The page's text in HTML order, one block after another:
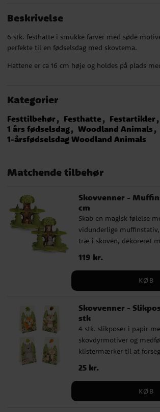
Beskrivelse
6 stk. festhatte i smukke farver med søde
perfekte til en fødselsdag med skovtema.
Hattene er ca 16 cm høje og holdes på plads
Kategorier
Festtilbehør Festhatte
Festartikler
1 års fødselsdag
Woodland Animals
1-årsfødselsdag Woodland Animals
Matchende tilbehør
Skovvenner -
cm
Skab en magisk følelse
vidunderlige
træ i skoven, dekoreret
små skovdyr både på
bagsiden. Det passer
fremstillet af stabil pap
Pris :119 kr.
119 kr.
KØB
Skovvenner -
stk
4 stk. slikposer i papir
skovdyrmotiver og
klistermærker til at
Poserne er perfekte til at
Pris:25 kr.
25 kr.
KØB